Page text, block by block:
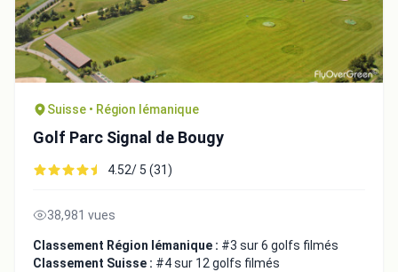
Suisse • Région lémanique
Golf Parc Signal de Bougy
4.52/ 5 (31)
38,981 vues
Classement Région lémanique : #3 sur 6 golfs filmés
Classement Suisse : #4 sur 12 golfs filmés